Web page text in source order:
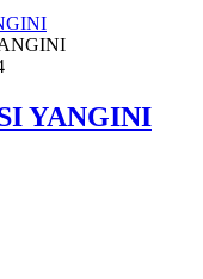
YANGINI